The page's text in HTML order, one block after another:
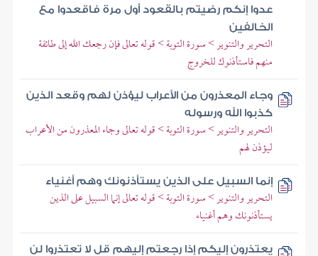
عدوا إنكم رضيتم بالقعود أول مرة فاقعدوا مع
الخالفين
التحرير والتنوير > سورة التوبة > قوله تعالى فإن رجعك الله إلى طائفة
منهم فاستأذنوك للخروج
وجاء المعذرون من الأعراب ليؤذن لهم وقعد الذين
كذبوا الله ورسوله
التحرير والتنوير > سورة التوبة > قوله تعالى وجاء المعذرون من الأعراب
ليؤذن لهم
إنما السبيل على الذين يستأذنونك وهم أغنياء
التحرير والتنوير > سورة التوبة > قوله تعالى إنما السبيل على الذين
يستأذنونك وهم أغنياء
يعتذرون إليكم إذا رجعتم إليهم قل لا تعتذروا لن